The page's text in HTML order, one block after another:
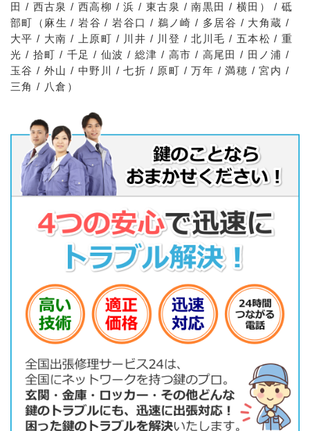
田 / 西古泉 / 西高柳 / 浜 / 東古泉 / 南黒田 / 横田） / 砥
部町（麻生 / 岩谷 / 岩谷口 / 鵜ノ崎 / 多居谷 / 大角蔵 /
大平 / 大南 / 上原町 / 川井 / 川登 / 北川毛 / 五本松 / 重
光 / 拾町 / 千足 / 仙波 / 総津 / 高市 / 高尾田 / 田ノ浦 /
玉谷 / 外山 / 中野川 / 七折 / 原町 / 万年 / 満穂 / 宮内 /
三角 / 八倉）